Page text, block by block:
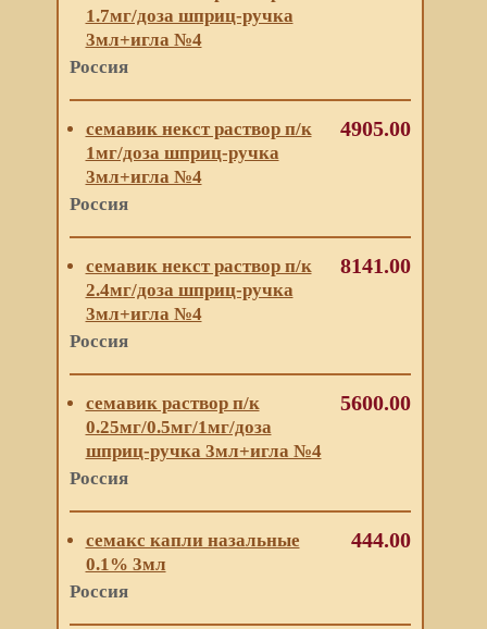
1.7мг/доза шприц-ручка
3мл+игла №4
Россия
семавик некст раствор п/к
1мг/доза шприц-ручка
3мл+игла №4
Россия
4905.00
семавик некст раствор п/к
2.4мг/доза шприц-ручка
3мл+игла №4
Россия
8141.00
семавик раствор п/к
0.25мг/0.5мг/1мг/доза
шприц-ручка 3мл+игла №4
Россия
5600.00
семакс капли назальные
0.1% 3мл
Россия
444.00